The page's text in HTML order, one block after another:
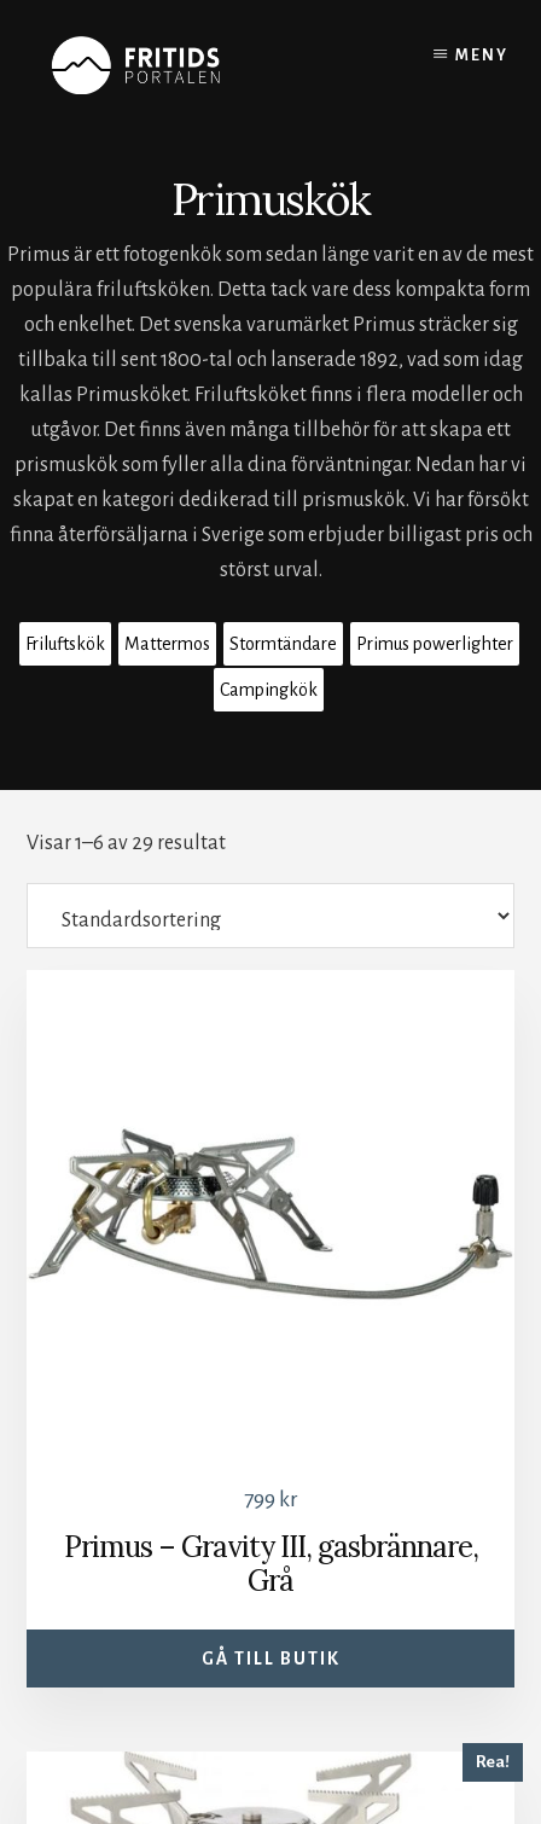
content
MENY
Primuskök
Primus är ett fotogenkök som sedan länge varit en av de mest
populära friluftsköken. Detta tack vare dess kompakta form
och enkelhet. Det svenska varumärket Primus sträcker sig
tillbaka till sent 1800-tal och lanserade 1892, vad som idag
kallas Primusköket. Friluftsköket finns i flera modeller och
utgåvor. Det finns även många tillbehör för att skapa ett
prismuskök som fyller alla dina förväntningar. Nedan har vi
skapat en kategori dedikerad till prismuskök. Vi har försökt
finna återförsäljarna i Sverige som erbjuder billigast pris och
störst urval.
Friluftskök Mattermos Stormtändare Primus powerlighter
Campingkök
Visar 1–6 av 29 resultat
799 kr
Primus – Gravity III, gasbrännare,
Grå
GÅ TILL BUTIK
Rea!